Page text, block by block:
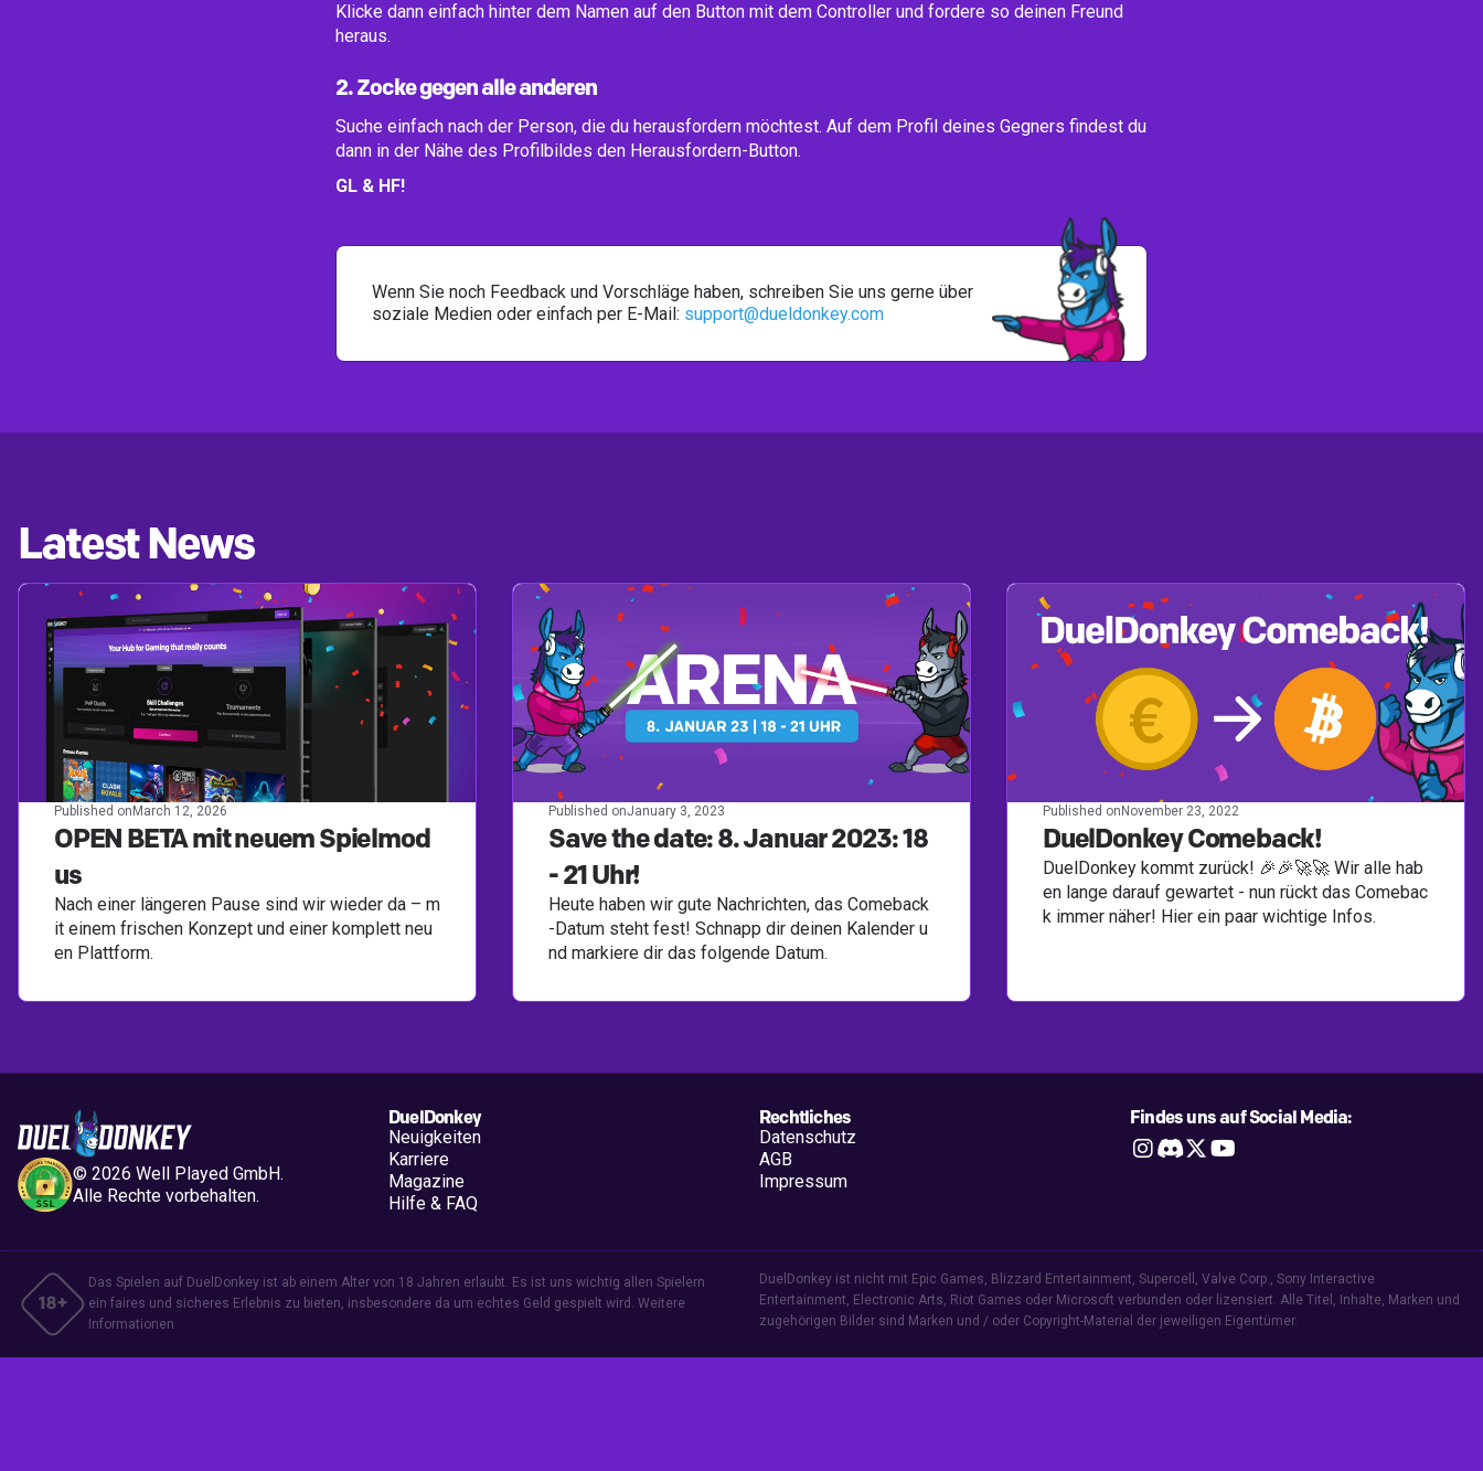
Klicke dann einfach hinter dem Namen auf den Button mit dem Controller und fordere so deinen Freund
heraus.
2. Zocke gegen alle anderen
Suche einfach nach der Person, die du herausfordern möchtest. Auf dem Profil deines Gegners findest du
dann in der Nähe des Profilbildes den Herausfordern-Button.
GL & HF!
Wenn Sie noch Feedback und Vorschläge haben, schreiben Sie uns gerne über
soziale Medien oder einfach per E-Mail: support@dueldonkey.com
Latest News
Published onMarch 12, 2026
OPEN BETA mit neuem Spielmod
us
Nach einer längeren Pause sind wir wieder da – m
it einem frischen Konzept und einer komplett neu
en Plattform.
Published onJanuary 3, 2023
Save the date: 8. Januar 2023: 18
- 21 Uhr!
Heute haben wir gute Nachrichten, das Comeback
-Datum steht fest! Schnapp dir deinen Kalender u
nd markiere dir das folgende Datum.
Published onNovember 23, 2022
DuelDonkey Comeback!
DuelDonkey kommt zurück! 🎉🎉🚀🚀 Wir alle hab
en lange darauf gewartet - nun rückt das Comebac
k immer näher! Hier ein paar wichtige Infos.
© 2026 Well Played GmbH.
Alle Rechte vorbehalten.
DuelDonkey
Neuigkeiten
Karriere
Magazine
Hilfe & FAQ
Rechtliches
Datenschutz
AGB
Impressum
Findes uns auf Social Media:
 
Das Spielen auf DuelDonkey ist ab einem Alter von 18 Jahren erlaubt. Es ist uns wichtig allen Spielern
ein faires und sicheres Erlebnis zu bieten, insbesondere da um echtes Geld gespielt wird. Weitere
Informationen
DuelDonkey ist nicht mit Epic Games, Blizzard Entertainment, Supercell, Valve Corp., Sony Interactive
Entertainment, Electronic Arts, Riot Games oder Microsoft verbunden oder lizensiert. Alle Titel, Inhalte, Marken und
zugehörigen Bilder sind Marken und / oder Copyright-Material der jeweiligen Eigentümer.